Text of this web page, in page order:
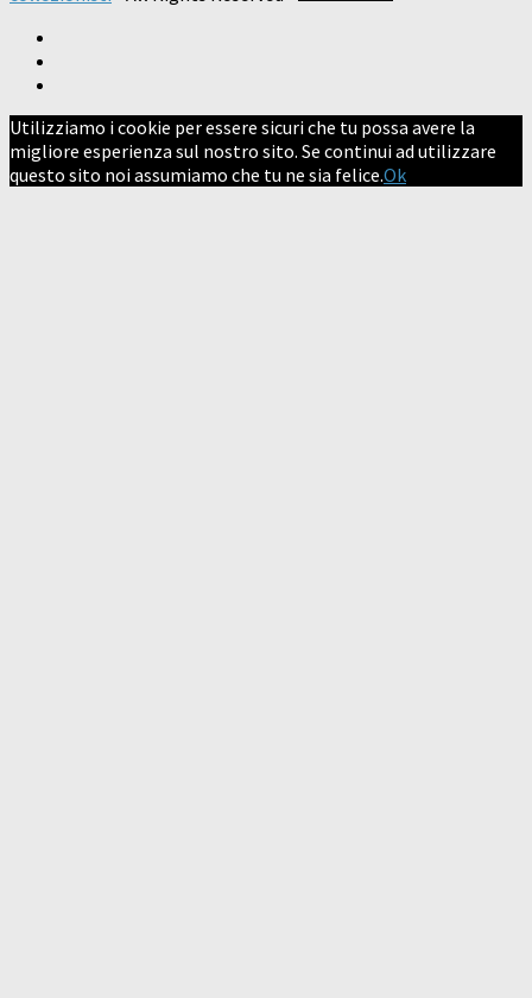
Utilizziamo i cookie per essere sicuri che tu possa avere la
migliore esperienza sul nostro sito. Se continui ad utilizzare
questo sito noi assumiamo che tu ne sia felice.Ok